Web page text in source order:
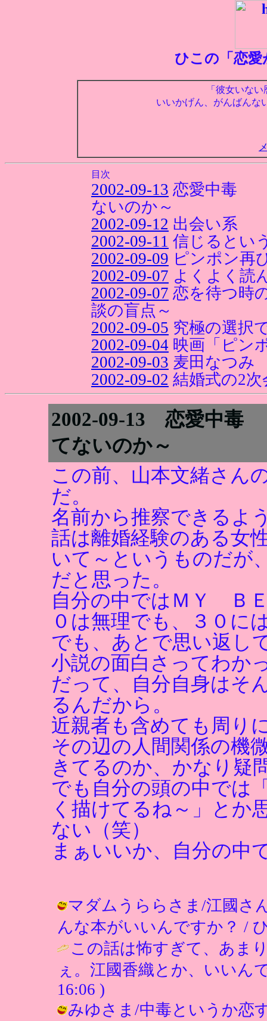
ひこの「恋
「彼女いな
いいかげん、がんばんな
目次
2002-09-13 恋愛中毒
ないのか～
2002-09-12 出会い系
2002-09-11 信じるとい
2002-09-09 ピンポン再
2002-09-07 よくよく読
2002-09-07 恋を待つ
談の盲点～
2002-09-05 究極の選択
2002-09-04 映画「ピン
2002-09-03 麦田なつみ
2002-09-02 結婚式の2次
2002-09-13 恋愛中毒
てないのか～
この前、山本文緒さん
だ。
名前から推察できるよ
話は離婚経験のある女
いて～というものだが
だと思った。
自分の中ではＭＹ Ｂ
０は無理でも、３０に
でも、あとで思い返し
小説の面白さってわか
だって、自分自身はそ
るんだから。
近親者も含めても周り
その辺の人間関係の機
きてるのか、かなり疑
でも自分の頭の中では
く描けてるね～」とか
ない（笑）
まぁいいか、自分の中
マダムうららさま/江國さ
んな本がいいんですか？ /
この話は怖すぎて、あま
ぇ。江國香織とか、いいん
16:06 )
みゆさま/中毒というか恋